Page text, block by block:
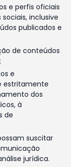
e perfis oficiais
inclusive
publicados e
de conteúdos
e
estritamente
dos
à
de
suscitar
jurídica.